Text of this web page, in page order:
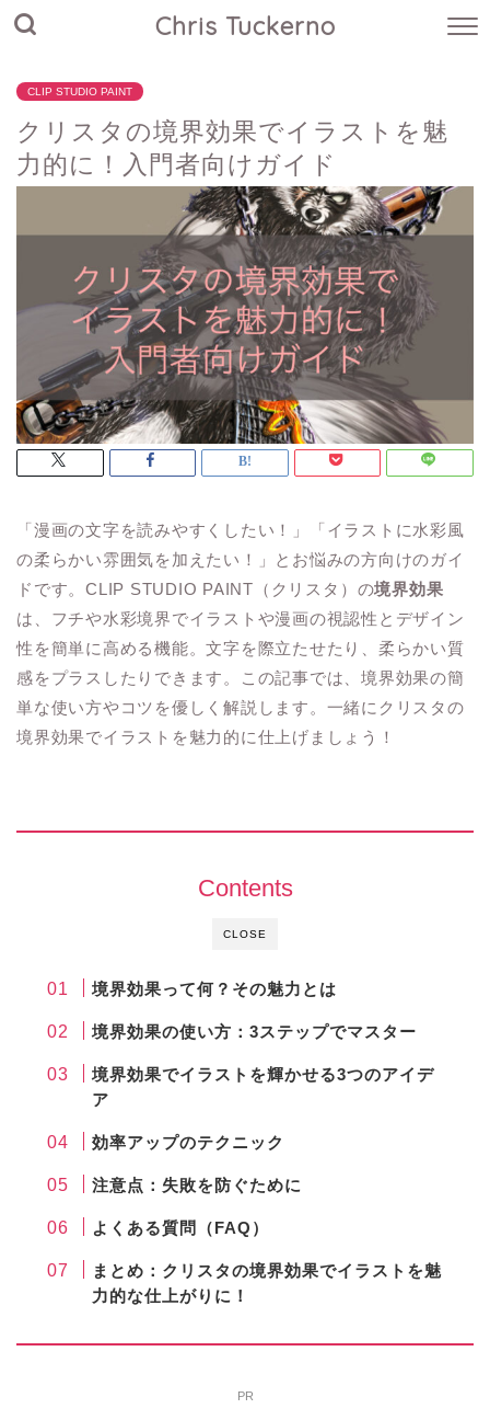
Chris Tuckerno
CLIP STUDIO PAINT
クリスタの境界効果でイラストを魅
力的に！入門者向けガイド
「漫画の文字を読みやすくしたい！」「イラストに水彩風
の柔らかい雰囲気を加えたい！」とお悩みの方向けのガイ
ドです。CLIP STUDIO PAINT（クリスタ）の境界効果
は、フチや水彩境界でイラストや漫画の視認性とデザイン
性を簡単に高める機能。文字を際立たせたり、柔らかい質
感をプラスしたりできます。この記事では、境界効果の簡
単な使い方やコツを優しく解説します。一緒にクリスタの
境界効果でイラストを魅力的に仕上げましょう！
CLOSE
Contents
境界効果って何？その魅力とは
境界効果の使い方：3ステップでマスター
境界効果でイラストを輝かせる3つのアイデ
ア
効率アップのテクニック
注意点：失敗を防ぐために
よくある質問（FAQ）
まとめ：クリスタの境界効果でイラストを魅
力的な仕上がりに！
PR